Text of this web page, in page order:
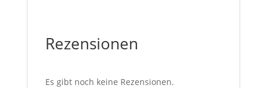
Rezensionen
Es gibt noch keine Rezensionen.